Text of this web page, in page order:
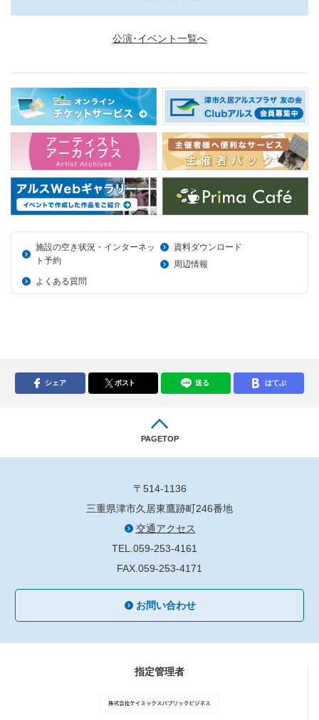
公演･イベント一覧へ
施設の空き状況・インターネッ
ト予約
資料ダウンロード
周辺情報
よくある質問
シェア ポスト 送る はてぶ
PAGETOP
〒514-1136
三重県津市久居東鷹跡町246番地
交通アクセス
TEL.059-253-4161
FAX.059-253-4171
お問い合わせ
指定管理者